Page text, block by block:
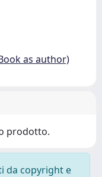
as author)
prodotto.
da copyright e